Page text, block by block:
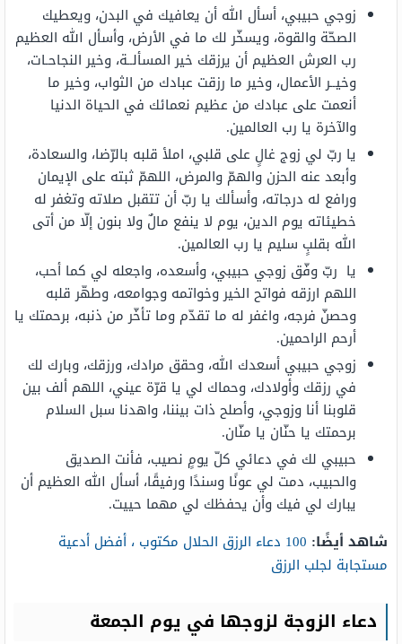
زوجي حبيبي، أسأل الله أن يعافيك في البدن، ويعطيك
الصحّة والقوة، ويسخّر لك ما في الأرض، وأسأل الله العظيم
رب العرش العظيم أن يرزقك خير المسألــة، وخير النجاحـات،
وخيــر الأعمال، وخير ما رزقت عبادك من الثواب، وخير ما
أنعمت على عبادك من عظيم نعمائك في الحياة الدنيا
والآخرة يا رب العالمين.
يا ربّ لي زوج غالٍ على قلبي، املأ قلبه بالرّضا، والسعادة،
وأبعد عنه الحزن والهمّ والمرض، اللهمّ ثبته على الإيمان
ورافع له درجاته، وأسألك يا ربّ أن تتقبل صلاته وتغفر له
خطيئاته يوم الدين، يوم لا ينفع مالٌ ولا بنون إلّا من أتى
الله بقلبٍ سليم يا رب العالمين.
يا ربّ وفّق زوجي حبيبي، وأسعده، واجعله لي كما أحب،
اللهم ارزقه فواتح الخير وخواتمه وجوامعه، وطهّر قلبه
وحصنّ فرجه، واغفر له ما تقدّم وما تأخّر من ذنبه، برحمتك يا
أرحم الراحمين.
زوجي حبيبي أسعدك الله، وحقق مرادك، ورزقك، وبارك لك
في رزقك وأولادك، وحماك لي يا قرّة عيني، اللهم ألف بين
قلوبنا أنا وزوجي، وأصلح ذات بيننا، واهدنا سبل السلام
برحمتك يا حنّان يا منّان.
حبيبي لك في دعائي كلّ يومٍ نصيب، فأنت الصديق
والحبيب، دمت لي عونًا وسندًا ورفيقًا، أسأل الله العظيم أن
يبارك لي فيك وأن يحفظك لي مهما حييت.
شاهد أيضًا:
100 دعاء الرزق الحلال مكتوب ، أفضل أدعية
مستجابة لجلب الرزق
دعاء الزوجة لزوجها في يوم الجمعة